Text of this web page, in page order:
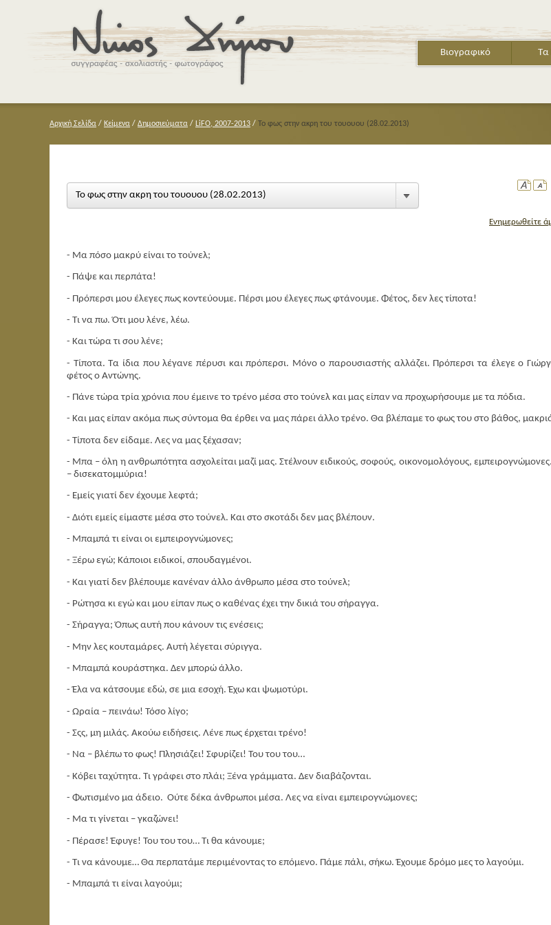
Βιογραφικό Τα
Αρχική Σελίδα / Κείμενα / Δημοσιεύματα / LiFO, 2007-2013 / Το φως στην ακρη του τουουου (28.02.2013)
Ενημερωθείτε
Το φως στην ακρη του τουουου (28.02.2013)
- Μα πόσο μακρύ είναι το τούνελ;
- Πάψε και περπάτα!
- Πρόπερσι μου έλεγες πως κοντεύουμε. Πέρσι μου έλεγες πως φτάνουμε. Φέτος, δεν λες τίποτα!
- Τι να πω. Ότι μου λένε, λέω.
- Και τώρα τι σου λένε;
- Τίποτα. Τα ίδια που λέγανε πέρυσι και πρόπερσι. Μόνο ο παρουσιαστής αλλάζει. Πρόπερσι τα έλεγε ο
φέτος ο Αντώνης.
- Πάνε τώρα τρία χρόνια που έμεινε το τρένο μέσα στο τούνελ και μας είπαν να προχωρήσουμε με τα πόδια.
- Και μας είπαν ακόμα πως σύντομα θα έρθει να μας πάρει άλλο τρένο. Θα βλέπαμε το φως του στο βάθος,
- Τίποτα δεν είδαμε. Λες να μας ξέχασαν;
- Μπα – όλη η ανθρωπότητα ασχολείται μαζί μας. Στέλνουν ειδικούς, σοφούς, οικονομολόγους,
– δισεκατομμύρια!
- Εμείς γιατί δεν έχουμε λεφτά;
- Διότι εμείς είμαστε μέσα στο τούνελ. Και στο σκοτάδι δεν μας βλέπουν.
- Μπαμπά τι είναι οι εμπειρογνώμονες;
- Ξέρω εγώ; Κάποιοι ειδικοί, σπουδαγμένοι.
- Και γιατί δεν βλέπουμε κανέναν άλλο άνθρωπο μέσα στο τούνελ;
- Ρώτησα κι εγώ και μου είπαν πως ο καθένας έχει την δικιά του σήραγγα.
- Σήραγγα; Όπως αυτή που κάνουν τις ενέσεις;
- Μην λες κουταμάρες. Αυτή λέγεται σύριγγα.
- Μπαμπά κουράστηκα. Δεν μπορώ άλλο.
- Έλα να κάτσουμε εδώ, σε μια εσοχή. Έχω και ψωμοτύρι.
- Ωραία – πεινάω! Τόσο λίγο;
- Σςς, μη μιλάς. Ακούω ειδήσεις. Λένε πως έρχεται τρένο!
- Να – βλέπω το φως! Πλησιάζει! Σφυρίζει! Του του του…
- Κόβει ταχύτητα. Τι γράφει στο πλάι; Ξένα γράμματα. Δεν διαβάζονται.
- Φωτισμένο μα άδειο. Ούτε δέκα άνθρωποι μέσα. Λες να είναι εμπειρογνώμονες;
- Μα τι γίνεται – γκαζώνει!
- Πέρασε! Έφυγε! Του του του… Τι θα κάνουμε;
- Τι να κάνουμε… Θα περπατάμε περιμένοντας το επόμενο. Πάμε πάλι, σήκω. Έχουμε δρόμο μες το λαγούμι.
- Μπαμπά τι είναι λαγούμι;